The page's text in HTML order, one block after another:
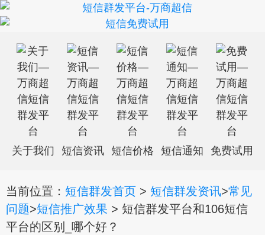
关于我们 短信资讯 短信价格 短信通知 免费试用
当前位置： 短信群发首页 > 短信群发资讯>常见
问题>短信推广效果 > 短信群发平台和106短信
平台的区别_哪个好？